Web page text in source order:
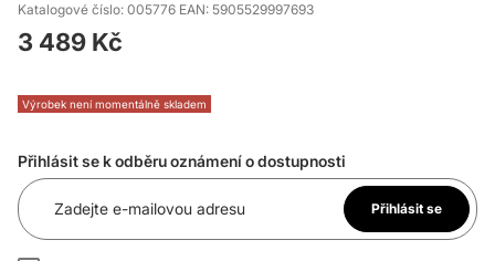
of
100
Katalogové číslo: 005776 EAN: 5905529997693
3 489 Kč
Výrobek není momentálně skladem
Přihlásit se k odběru oznámení o dostupnosti
Zadejte e-mailovou adresu Přihlásit se